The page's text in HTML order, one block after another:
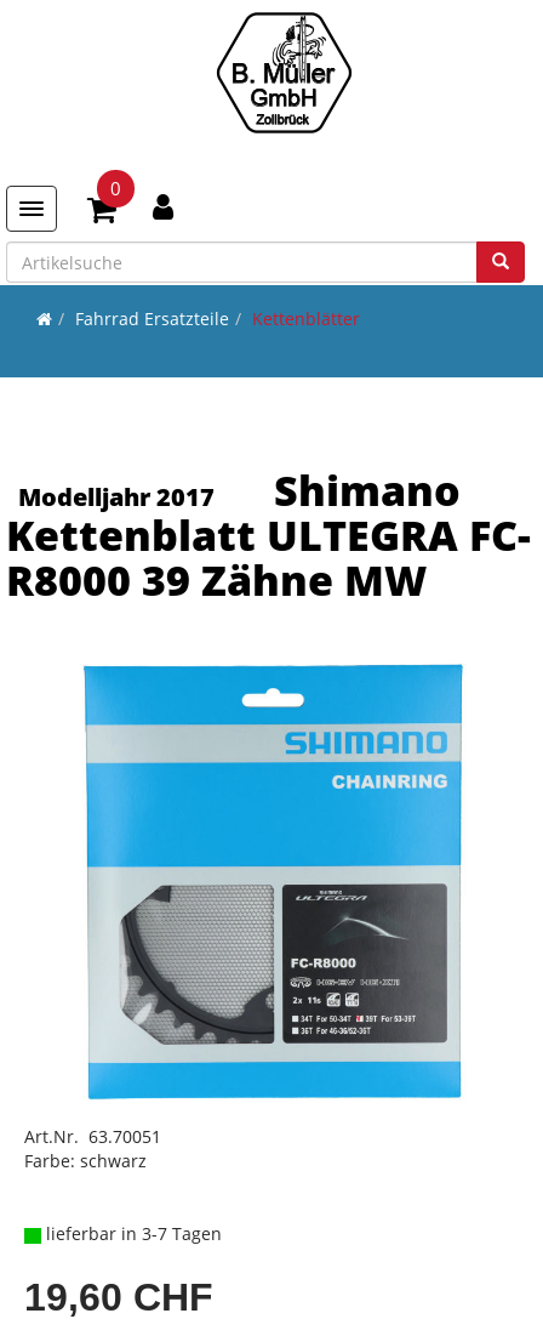
Toggle navigation
0
Fahrrad Ersatzteile Kettenblätter
Modelljahr 2017
Shimano
Kettenblatt ULTEGRA FC-
R8000 39 Zähne MW
Art.Nr. 63.70051
Farbe: schwarz
lieferbar in 3-7 Tagen
19,60 CHF